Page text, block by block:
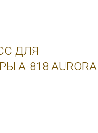
ДЛЯ
A-818 AURORA